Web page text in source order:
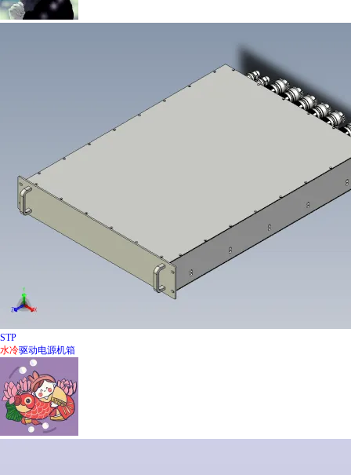
STP
水冷驱动电源机箱